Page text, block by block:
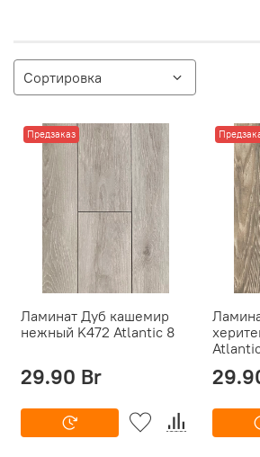
Предзаказ
Ламинат Дуб кашемир
нежный K472 Atlantic 8
29.90 Br